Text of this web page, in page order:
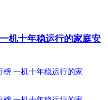
机十年稳运行的家庭安